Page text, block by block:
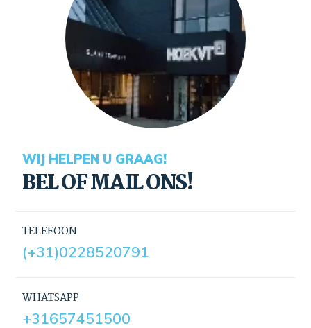
WIJ HELPEN U GRAAG!
BEL OF MAIL ONS!
TELEFOON
(+31)0228520791
WHATSAPP
+31657451500